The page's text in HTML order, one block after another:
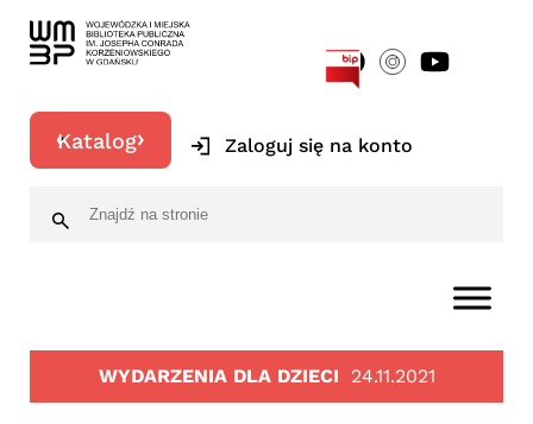
Katalog Zaloguj się na konto
WYDARZENIA DLA DZIECI 24.11.2021